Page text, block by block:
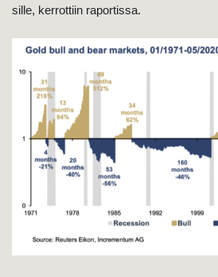
sille, kerrottiin raportissa.